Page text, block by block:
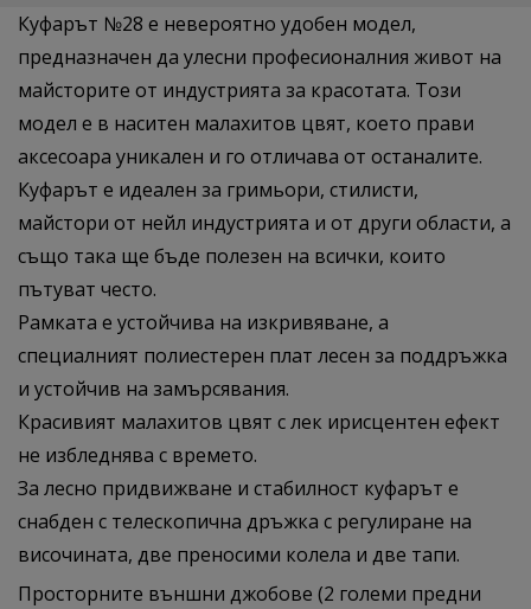
Куфарът №28 е невероятно удобен модел,
предназначен да улесни професионалния живот на
майсторите от индустрията за красотата. Този
модел е в наситен малахитов цвят, което прави
аксесоара уникален и го отличава от останалите.
Куфарът е идеален за гримьори, стилисти,
майстори от нейл индустрията и от други области, а
също така ще бъде полезен на всички, които
пътуват често.
Рамката е устойчива на изкривяване, а
специалният полиестерен плат лесен за поддръжка
и устойчив на замърсявания.
Красивият малахитов цвят с лек ирисцентен ефект
не избледнява с времето.
За лесно придвижване и стабилност куфарът е
снабден с телескопична дръжка с регулиране на
височината, две преносими колела и две тапи.
Просторните външни джобове (2 големи предни